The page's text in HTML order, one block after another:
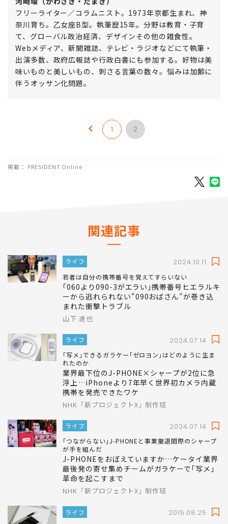
河崎環（かわさき・たまき）
フリーライター／コラムニスト。1973年京都生まれ、神
奈川育ち。乙女座B型。執筆歴15年。分野は教育・子育
て、グローバル政治経済、デザインその他の雑食性。
Webメディア、新聞雑誌、テレビ・ラジオなどにて執筆・
ライフ 2024.10.11
若者は自分の携帯番号を覚えてすらいない
｢060より090-3がエラい｣携帯番号ヒエラルキ
まれた衝撃トラブル
山下 達也
ライフ 2024.07.14
｢写メ｣できるガラケー｢ゼロヨン｣はどのように生ま
れたのか
業界最下位のJ-PHONE×シャープが2位に急
携帯を発売できたワケ
NHK「新プロジェクトX」制作班
ライフ 2024.07.14
｢つながらない｣J-PHONEと事業撤退間際のシャープ
が手を組んだ
J-PHONEをおぼえていますか…ケータイ業界
革命を起こすまで